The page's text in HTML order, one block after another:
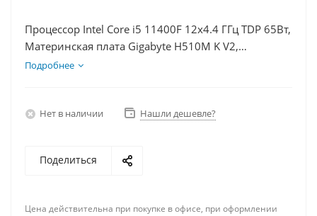
Процессор Intel Core i5 11400F 12x4.4 ГГц TDP 65Вт,
Материнская плата Gigabyte H510M K V2,
Видеокарта RX 6700XT 12Гб, Память DDR4 8Gb,
Подробнее
Нет в наличии Нашли дешевле?
Поделиться
Цена действительна при покупке в офисе, при оформлении